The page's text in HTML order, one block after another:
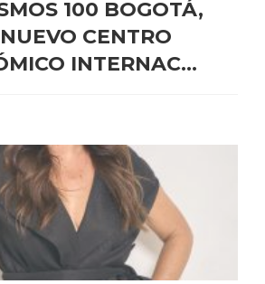
100 BOGOTÁ,
CENTRO
INTERNAC...